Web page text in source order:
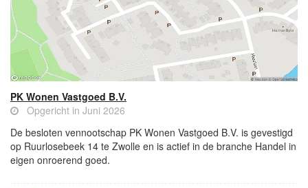
PK Wonen Vastgoed B.V.
Opgericht in Juni 2026
De besloten vennootschap PK Wonen Vastgoed B.V. is gevestigd
op Ruurlosebeek 14 te Zwolle en is actief in de branche Handel in
eigen onroerend goed.